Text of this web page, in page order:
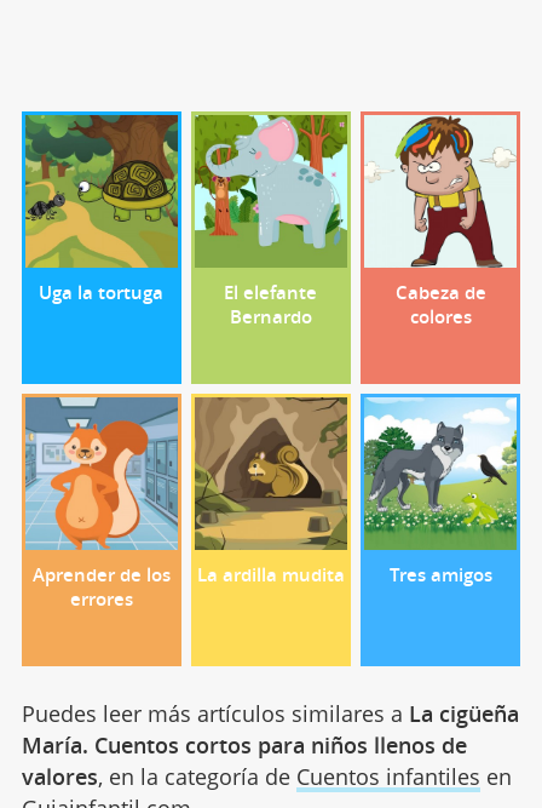
Uga la tortuga
El elefante
Bernardo
Cabeza de
colores
Aprender de los
errores
La ardilla mudita Tres amigos
Puedes leer más artículos similares a La cigüeña
María. Cuentos cortos para niños llenos de
valores, en la categoría de Cuentos infantiles en